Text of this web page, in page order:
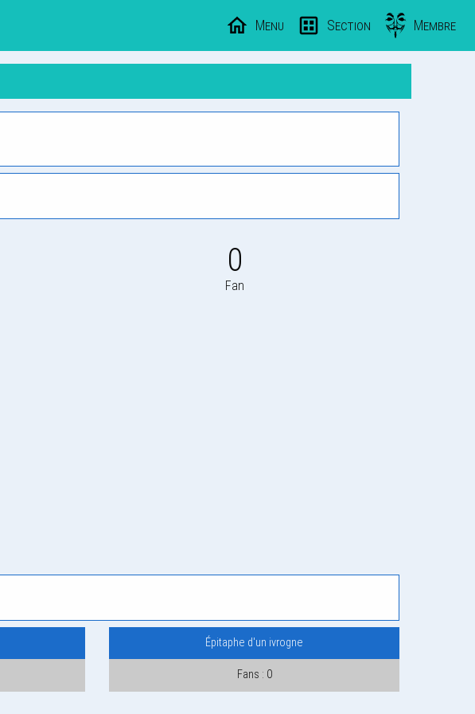
Menu Section Membre
0
Fan
Épitaphe d'un ivrogne
Fans : 0